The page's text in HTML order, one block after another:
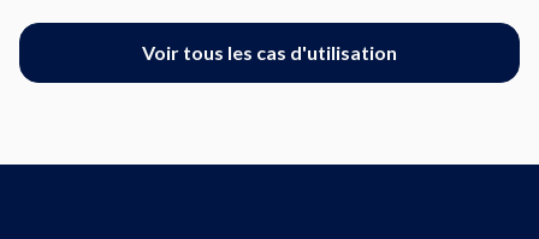
Voir tous les cas d'utilisation